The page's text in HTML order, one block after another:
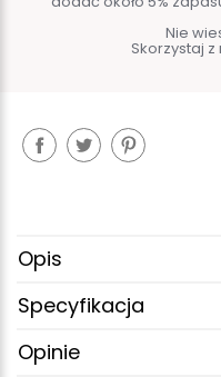
Nie
Skorzystaj
Opis
Specyfikacja
Opinie